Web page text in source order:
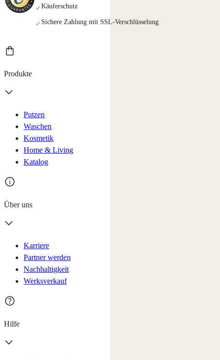
✓Käuferschutz
✓ Sichere Zahlung mit SSL-Verschlüsselung
Produkte
Putzen
Waschen
Kosmetik
Home & Living
Katalog
Über uns
Karriere
Partner werden
Nachhaltigkeit
Werksverkauf
Hilfe